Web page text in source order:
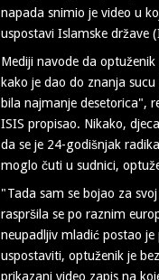
napada snimio je video u
uspostavi Islamske države
Mediji navode da
kako je dao do znanja
bila najmanje desetorica",
ISIS propisao. Nikako,
da se je 24-godišnjak
moglo čuti u sudnici,
"Tada sam se bojao za
raspršila se po raznim
neupadljiv mladić postao
uspostaviti, optuženik je
prikazani video zapis na